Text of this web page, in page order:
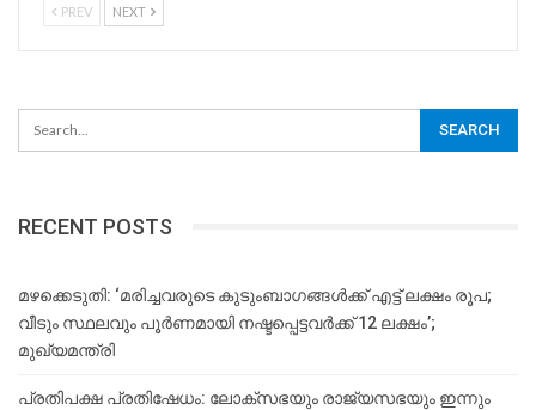
PREV NEXT
RECENT POSTS
മഴക്കെടുതി: ‘മരിച്ചവരുടെ കുടുംബാഗങ്ങൾക്ക് എട്ട് ലക്ഷം രൂപ;
വീടും സ്ഥലവും പൂർണമായി നഷ്ടപ്പെട്ടവർക്ക് 12 ലക്ഷം’;
മുഖ്യമന്ത്രി
പ്രതിപക്ഷ പ്രതിഷേധം: ലോക്സഭയും രാജ്യസഭയും ഇന്നും